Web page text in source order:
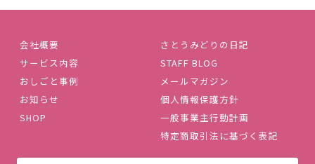
会社概要
サービス内容
おしごと事例
お知らせ
SHOP
さとうみどりの日記
STAFF BLOG
メールマガジン
個人情報保護方針
一般事業主行動計画
特定商取引法に基づく表記